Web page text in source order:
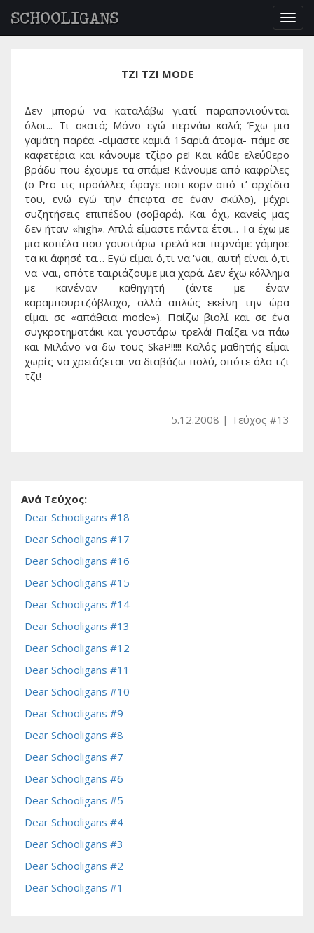
SCHOOLIGANS
ΤΖΙ ΤΖΙ MODE
Δεν μπορώ να καταλάβω γιατί παραπονιούνται
όλοι... Τι σκατά; Μόνο εγώ περνάω καλά; Έχω μια
γαμάτη παρέα -είμαστε καμιά 15αριά άτομα- πάμε σε
καφετέρια και κάνουμε τζίρο ρε! Και κάθε ελεύθερο
βράδυ που έχουμε τα σπάμε! Κάνουμε από καφρίλες
(ο Pro τις προάλλες έφαγε ποπ κορν από τ’ αρχίδια
του, ενώ εγώ την έπεφτα σε έναν σκύλο), μέχρι
συζητήσεις επιπέδου (σοβαρά). Και όχι, κανείς μας
δεν ήταν «high». Απλά είμαστε πάντα έτσι... Τα έχω με
μια κοπέλα που γουστάρω τρελά και περνάμε γάμησε
τα κι άφησέ τα… Εγώ είμαι ό,τι να 'ναι, αυτή είναι ό,τι
να 'ναι, οπότε ταιριάζουμε μια χαρά. Δεν έχω κόλλημα
με κανέναν καθηγητή (άντε με έναν
καραμπουρτζόβλαχο, αλλά απλώς εκείνη την ώρα
είμαι σε «απάθεια mode»). Παίζω βιολί και σε ένα
συγκροτηματάκι και γουστάρω τρελά! Παίζει να πάω
και Μιλάνο να δω τους SkaP!!!!! Καλός μαθητής είμαι
χωρίς να χρειάζεται να διαβάζω πολύ, οπότε όλα τζι
τζι!
5.12.2008 Τεύχος #13
Ανά Τεύχος:
Dear Schooligans #18
Dear Schooligans #17
Dear Schooligans #16
Dear Schooligans #15
Dear Schooligans #14
Dear Schooligans #13
Dear Schooligans #12
Dear Schooligans #11
Dear Schooligans #10
Dear Schooligans #9
Dear Schooligans #8
Dear Schooligans #7
Dear Schooligans #6
Dear Schooligans #5
Dear Schooligans #4
Dear Schooligans #3
Dear Schooligans #2
Dear Schooligans #1